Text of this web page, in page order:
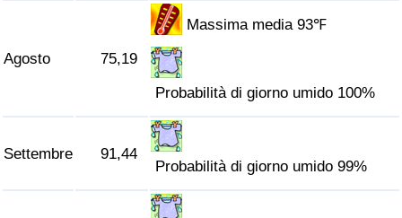
Agosto 75,19
Massima media 93℉
Probabilità di giorno umido 100%
Settembre 91,44
Probabilità di giorno umido 99%